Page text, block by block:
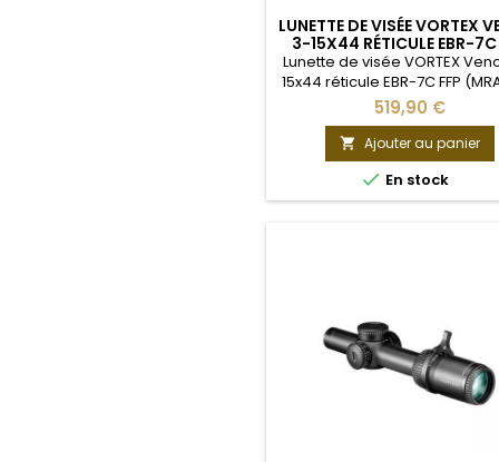
LUNETTE DE VISÉE VORTEX
3-15X44 RÉTICULE EBR-7C
(MRAD)
Lunette de visée VORTEX
15x44 réticule EBR-7C FFP
Vortex Venom 3-15x44 avec
EBR-7C FFP allie fiabilité et
remarquable précision sur
cibles, indépendamment de
distance. La Venom® 3-15x44
présente une qualité de
grossissement remarquable
réticule polyvalent EBR-7C
519,90 €
 Ajouter au panier
 En stock